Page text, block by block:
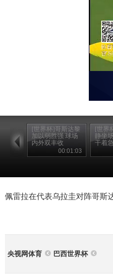
[世界杯]哥斯达黎
加以弱胜强 球场
内外双丰收
00:01:03
[世界
静坐
干着急
佩雷拉在代表乌拉圭对阵哥斯
央视网体育 巴西世界杯